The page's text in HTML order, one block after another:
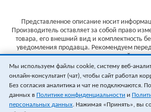
Представленное описание носит
Производитель оставляет за собой право
товара, его внешний вид и комплектность
уведомления продавца. Рекомендуем
характеристики товара на сайте
Указанные цены не являются публичной
Стоимость и наличие товара
Мы используем файлы cookie, систему веб-
онлайн-консультант (чат), чтобы сайт работал
Без согласия аналитика и чат не подключаются.
данных в Политике конфиденциальности и
персональных данных. Нажимая «Принять», вы